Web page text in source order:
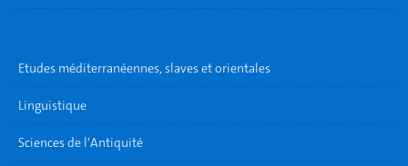
Etudes méditerranéennes, slaves et orientales
Linguistique
Sciences de l'Antiquité